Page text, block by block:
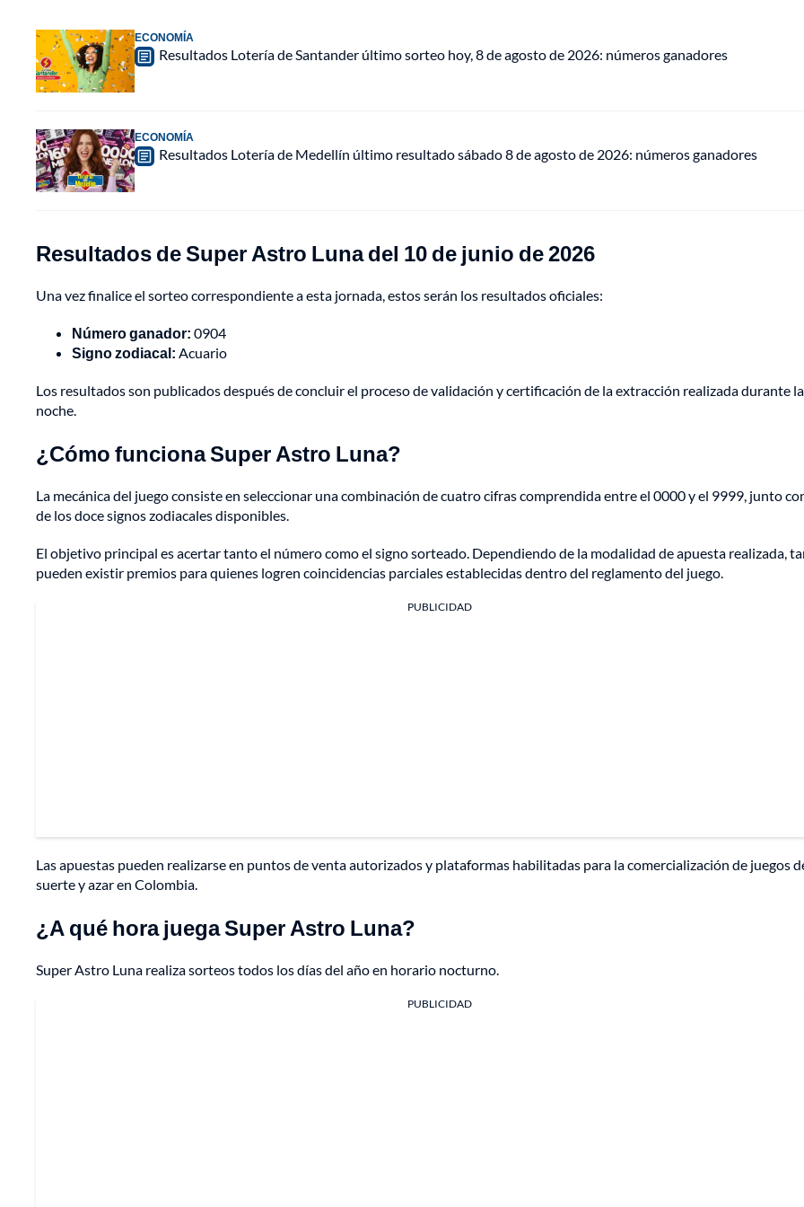
ECONOMÍA
Resultados Lotería de Santander último sorteo hoy, 8 de agosto de 2026: números ganadores
ECONOMÍA
Resultados Lotería de Medellín último resultado sábado 8 de agosto de 2026: números ganadores
Resultados de Super Astro Luna del 10 de junio de 2026
Una vez finalice el sorteo correspondiente a esta jornada, estos serán los resultados oficiales:
Número ganador: 0904
Signo zodiacal: Acuario
Los resultados son publicados después de concluir el proceso de validación y certificación de la extracción realizada durante la
noche.
¿Cómo funciona Super Astro Luna?
La mecánica del juego consiste en seleccionar una combinación de cuatro cifras comprendida entre el 0000 y el 9999, junto
de los doce signos zodiacales disponibles.
El objetivo principal es acertar tanto el número como el signo sorteado. Dependiendo de la modalidad de apuesta realizada,
pueden existir premios para quienes logren coincidencias parciales establecidas dentro del reglamento del juego.
PUBLICIDAD
Las apuestas pueden realizarse en puntos de venta autorizados y plataformas habilitadas para la comercialización de juegos
suerte y azar en Colombia.
¿A qué hora juega Super Astro Luna?
Super Astro Luna realiza sorteos todos los días del año en horario nocturno.
PUBLICIDAD